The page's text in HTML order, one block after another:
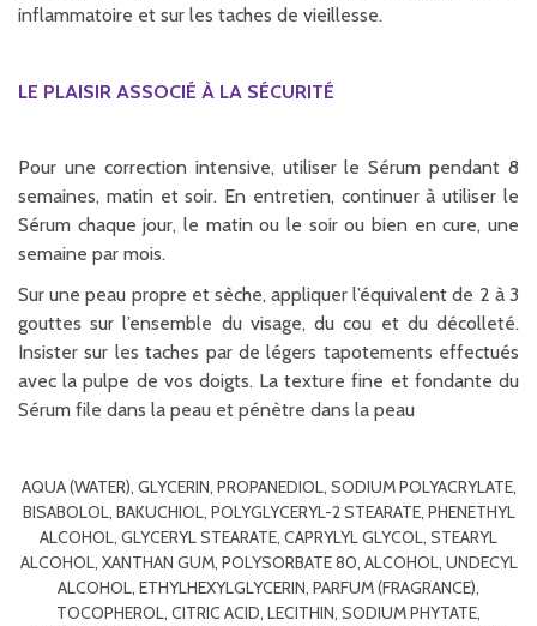
inflammatoire et sur les taches de vieillesse.
LE PLAISIR ASSOCIÉ À LA SÉCURITÉ
Pour une correction intensive, utiliser le Sérum pendant 8
semaines, matin et soir. En entretien, continuer à utiliser le
Sérum chaque jour, le matin ou le soir ou bien en cure, une
semaine par mois.
Sur une peau propre et sèche, appliquer l’équivalent de 2 à 3
gouttes sur l’ensemble du visage, du cou et du décolleté.
Insister sur les taches par de légers tapotements effectués
avec la pulpe de vos doigts. La texture fine et fondante du
Sérum file dans la peau et pénètre dans la peau
AQUA (WATER), GLYCERIN, PROPANEDIOL, SODIUM POLYACRYLATE,
BISABOLOL, BAKUCHIOL, POLYGLYCERYL-2 STEARATE, PHENETHYL
ALCOHOL, GLYCERYL STEARATE, CAPRYLYL GLYCOL, STEARYL
ALCOHOL, XANTHAN GUM, POLYSORBATE 80, ALCOHOL, UNDECYL
ALCOHOL, ETHYLHEXYLGLYCERIN, PARFUM (FRAGRANCE),
TOCOPHEROL, CITRIC ACID, LECITHIN, SODIUM PHYTATE,